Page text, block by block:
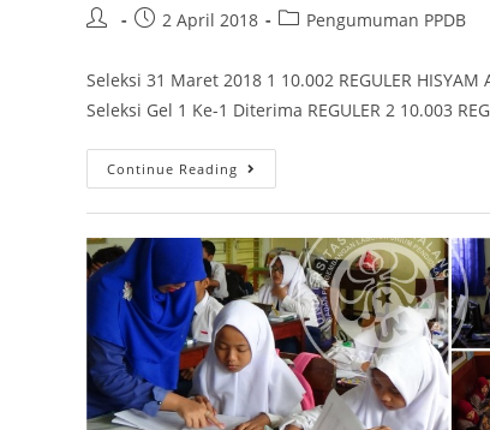
2 April 2018 Pengumuman PPDB
Seleksi 31 Maret 2018 1 10.002 REGULER HISYAM
Seleksi Gel 1 Ke-1 Diterima REGULER 2 10.003
Continue Reading